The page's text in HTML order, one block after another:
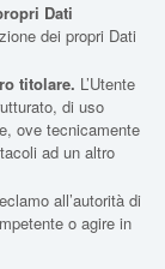
Dati
dei propri Dati
titolare. L’Utente
di uso
ove tecnicamente
ad un altro
all’autorità di
o agire in